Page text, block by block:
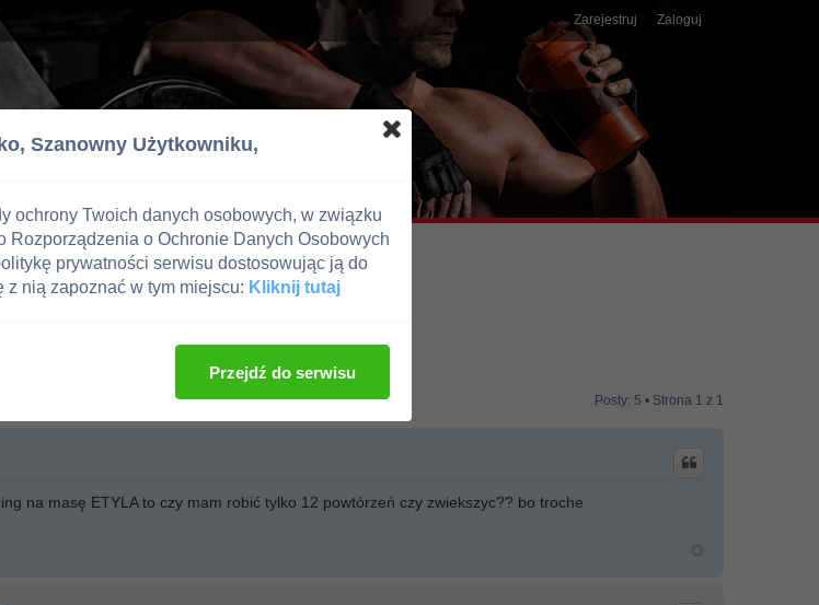
Zarejestruj Zaloguj
Posty: 5 • Strona 1 z 1
na masę ETYLA to czy mam robić tylko 12 powtórzeń czy zwiekszyc?? bo troche
Szanowny Użytkowniku,
ochrony Twoich danych osobowych, w związku
Rozporządzenia o Ochronie Danych Osobowych
prywatności serwisu dostosowując ją do
nią zapoznać w tym miejscu: Kliknij tutaj
Przejdź do serwisu